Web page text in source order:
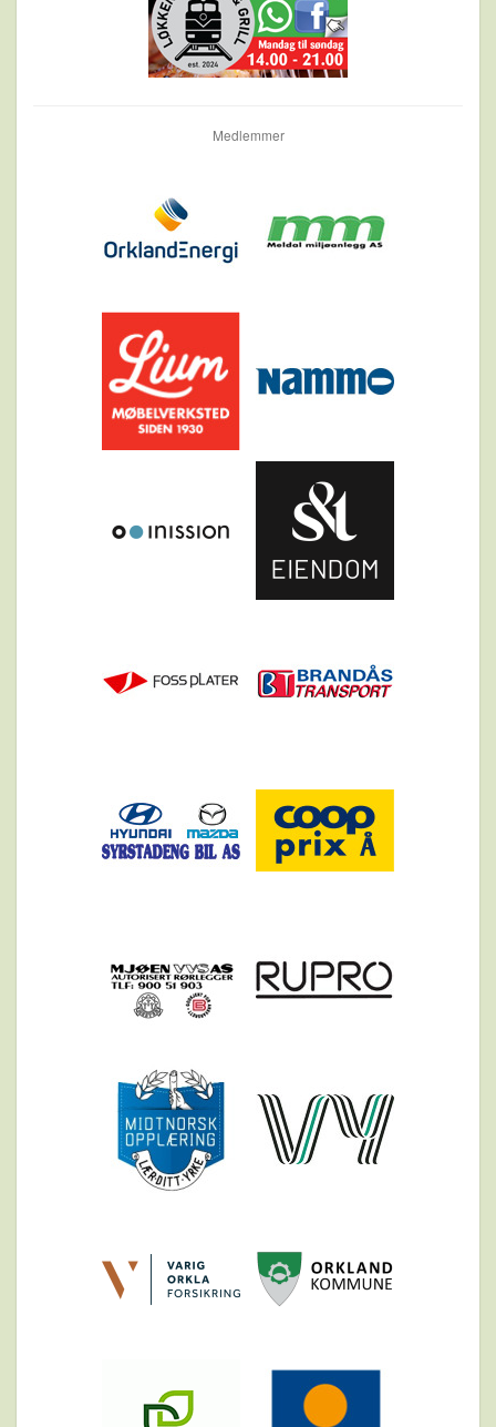
Medlemmer